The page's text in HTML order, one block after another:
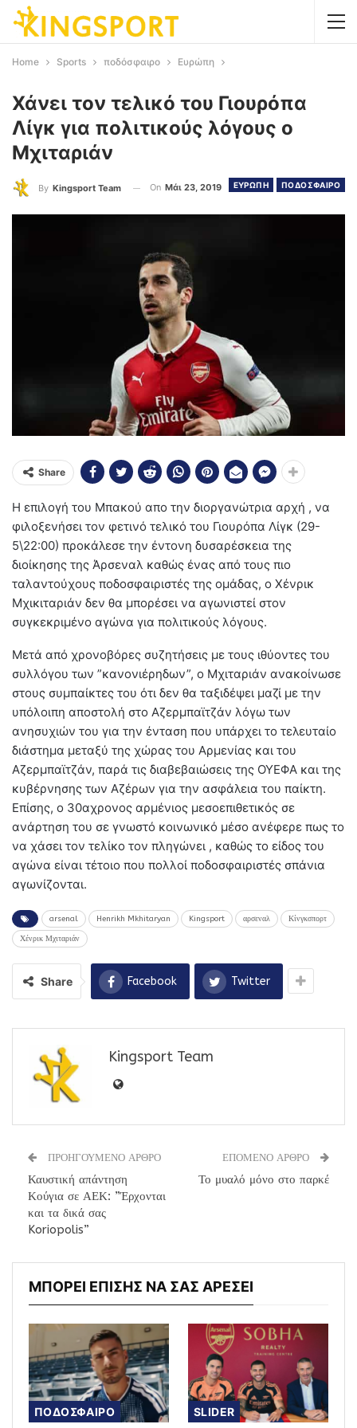
Home Sports ποδόσφαιρο Ευρώπη
Χάνει τον τελικό του Γιουρόπα
Λίγκ για πολιτικούς λόγους ο
Μχιταριάν
ΕΥΡΩΠΗ ΠΟΔΟΣΦΑΙΡΟ
By Kingsport Team On Μάι 23, 2019
Share
Η επιλογή του Μπακού απο την διοργανώτρια αρχή , να
φιλοξενήσει τον φετινό τελικό του Γιουρόπα Λίγκ (29-
5\22:00) προκάλεσε την έντονη δυσαρέσκεια της
διοίκησης της Άρσεναλ καθώς ένας από τους πιο
ταλαντούχους ποδοσφαιριστές της ομάδας, ο Χένρικ
Μχικιταριάν δεν θα μπορέσει να αγωνιστεί στον
συγκεκριμένο αγώνα για πολιτικούς λόγους.
Μετά από χρονοβόρες συζητήσεις με τους ιθύοντες του
συλλόγου των ”κανονιέρηδων”, ο Μχιταριάν ανακοίνωσε
στους συμπαίκτες του ότι δεν θα ταξιδέψει μαζί με την
υπόλοιπη αποστολή στο Αζερμπαϊτζάν λόγω των
ανησυχιών του για την ένταση που υπάρχει το τελευταίο
διάστημα μεταξύ της χώρας του Αρμενίας και του
Αζερμπαϊτζάν, παρά τις διαβεβαιώσεις της ΟΥΕΦΑ και της
κυβέρνησης των Αζέρων για την ασφάλεια του παίκτη.
Επίσης, ο 30αχρονος αρμένιος μεσοεπιθετικός σε
ανάρτηση του σε γνωστό κοινωνικό μέσο ανέφερε πως το
να χάσει τον τελίκο τον πληγώνει , καθώς το είδος του
αγώνα είναι τέτοιο που πολλοί ποδοσφαιριστές σπάνια
αγωνίζονται.
arsenal Henrikh Mkhitaryan Kingsport αρσεναλ Κίνγκσπορτ
Χένρικ Μχιταριάν
Share Facebook Twitter
Kingsport Team
ΠΡΟΗΓΟΥΜΕΝΟ ΑΡΘΡΟ
Καυστική απάντηση
Κούγια σε ΑΕΚ: ”Έρχονται
και τα δικά σας
Koriopolis”
ΕΠΟΜΕΝΟ ΑΡΘΡΟ
Το μυαλό μόνο στο παρκέ
ΜΠΟΡΕΙ ΕΠΙΣΗΣ ΝΑ ΣΑΣ ΑΡΕΣΕΙ
ΠΟΔΟΣΦΑΙΡΟ SLIDER